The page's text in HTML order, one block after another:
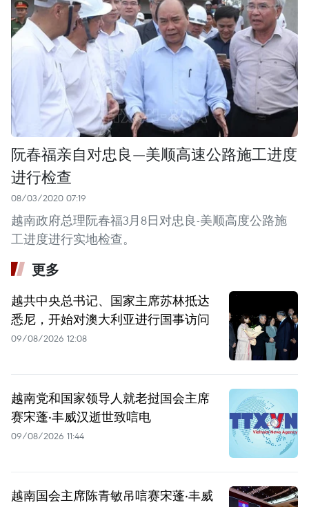
阮春福亲自对忠良—美顺高速公路施工进度
进行检查
08/03/2020 07:19
越南政府总理阮春福3月8日对忠良-美顺高度公路施
工进度进行实地检查。
更多
越共中央总书记、国家主席苏林抵达
悉尼，开始对澳大利亚进行国事访问
09/08/2026 12:08
越南党和国家领导人就老挝国会主席
赛宋蓬·丰威汉逝世致唁电
09/08/2026 11:44
越南国会主席陈青敏吊唁赛宋蓬·丰威